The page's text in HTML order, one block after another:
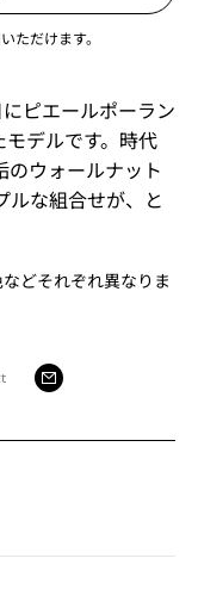
ただけます。
ピエールポーラン
デルです。時代
のウォールナット
ルな組合せが、と
どそれぞれ異なりま